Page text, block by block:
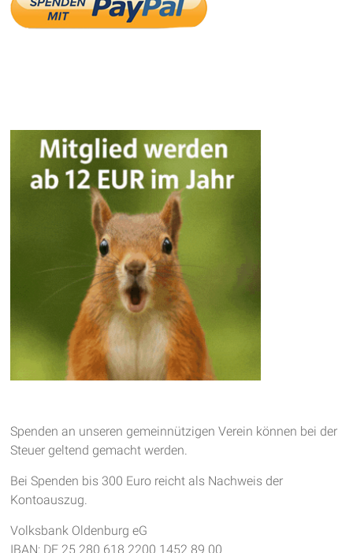
Spenden an unseren gemeinnützigen Verein können bei der
Steuer geltend gemacht werden.
Bei Spenden bis 300 Euro reicht als Nachweis der
Kontoauszug.
Volksbank Oldenburg eG
IBAN: DE 25 280 618 2200 1452 89 00